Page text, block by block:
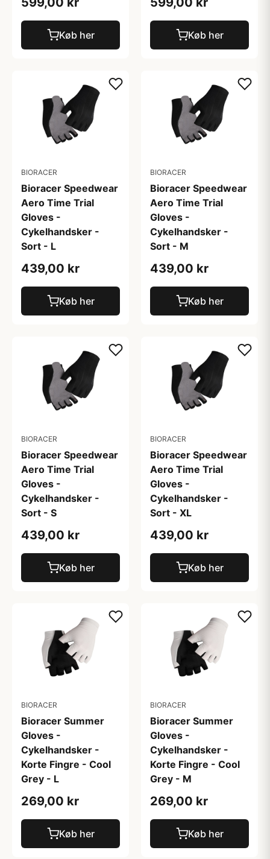
Køb her Køb her
BIORACER
Bioracer Speedwear
Aero Time Trial
Gloves -
Cykelhandsker -
Sort - L
439,00 kr
Køb her
BIORACER
Bioracer Speedwear
Aero Time Trial
Gloves -
Cykelhandsker -
Sort - M
439,00 kr
Køb her
BIORACER
Bioracer Speedwear
Aero Time Trial
Gloves -
Cykelhandsker -
Sort - S
439,00 kr
Køb her
BIORACER
Bioracer Speedwear
Aero Time Trial
Gloves -
Cykelhandsker -
Sort - XL
439,00 kr
Køb her
BIORACER
Bioracer Summer
Gloves -
Cykelhandsker -
Korte Fingre - Cool
Grey - L
269,00 kr
Køb her
BIORACER
Bioracer Summer
Gloves -
Cykelhandsker -
Korte Fingre - Cool
Grey - M
269,00 kr
Køb her